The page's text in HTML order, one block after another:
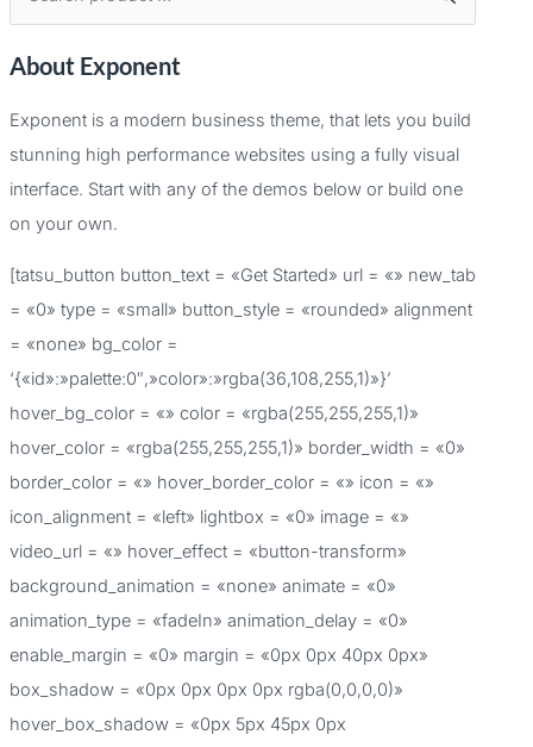
s
r
:
About Exponent
Exponent is a modern business theme, that lets you build
stunning high performance websites using a fully visual
interface. Start with any of the demos below or build one
on your own.
[tatsu_button button_text = «Get Started» url = «» new_tab
= «0» type = «small» button_style = «rounded» alignment
= «none» bg_color =
‘{«id»:»palette:0″,»color»:»rgba(36,108,255,1)»}’
hover_bg_color = «» color = «rgba(255,255,255,1)»
hover_color = «rgba(255,255,255,1)» border_width = «0»
border_color = «» hover_border_color = «» icon = «»
icon_alignment = «left» lightbox = «0» image = «»
video_url = «» hover_effect = «button-transform»
background_animation = «none» animate = «0»
animation_type = «fadeIn» animation_delay = «0»
enable_margin = «0» margin = «0px 0px 40px 0px»
box_shadow = «0px 0px 0px 0px rgba(0,0,0,0)»
hover_box_shadow = «0px 5px 45px 0px